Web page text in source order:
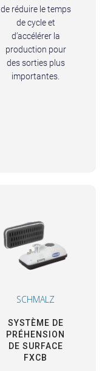
de réduire le temps
de cycle et
d’accélérer la
production pour
des sorties plus
importantes.
SCHMALZ
SYSTÈME DE
PRÉHENSION
DE SURFACE
FXCB